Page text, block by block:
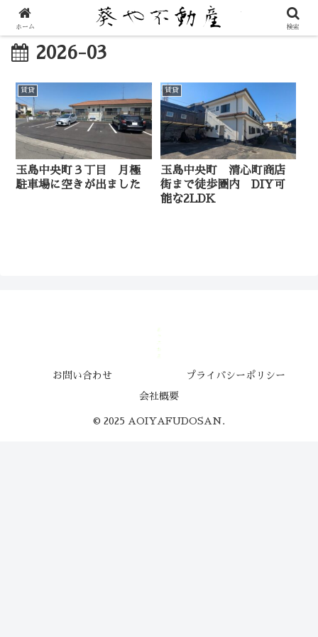
2026-03
賃貸
玉島中央町３丁目 月極
駐車場に空きが出ました
賃貸
玉島中央町 清心町商店
街まで徒歩圏内 DIY可
能な2LDK
お問い合わせ プライバシーポリシー
会社概要
© 2025 AOIYAFUDOSAN.
ホーム 検索